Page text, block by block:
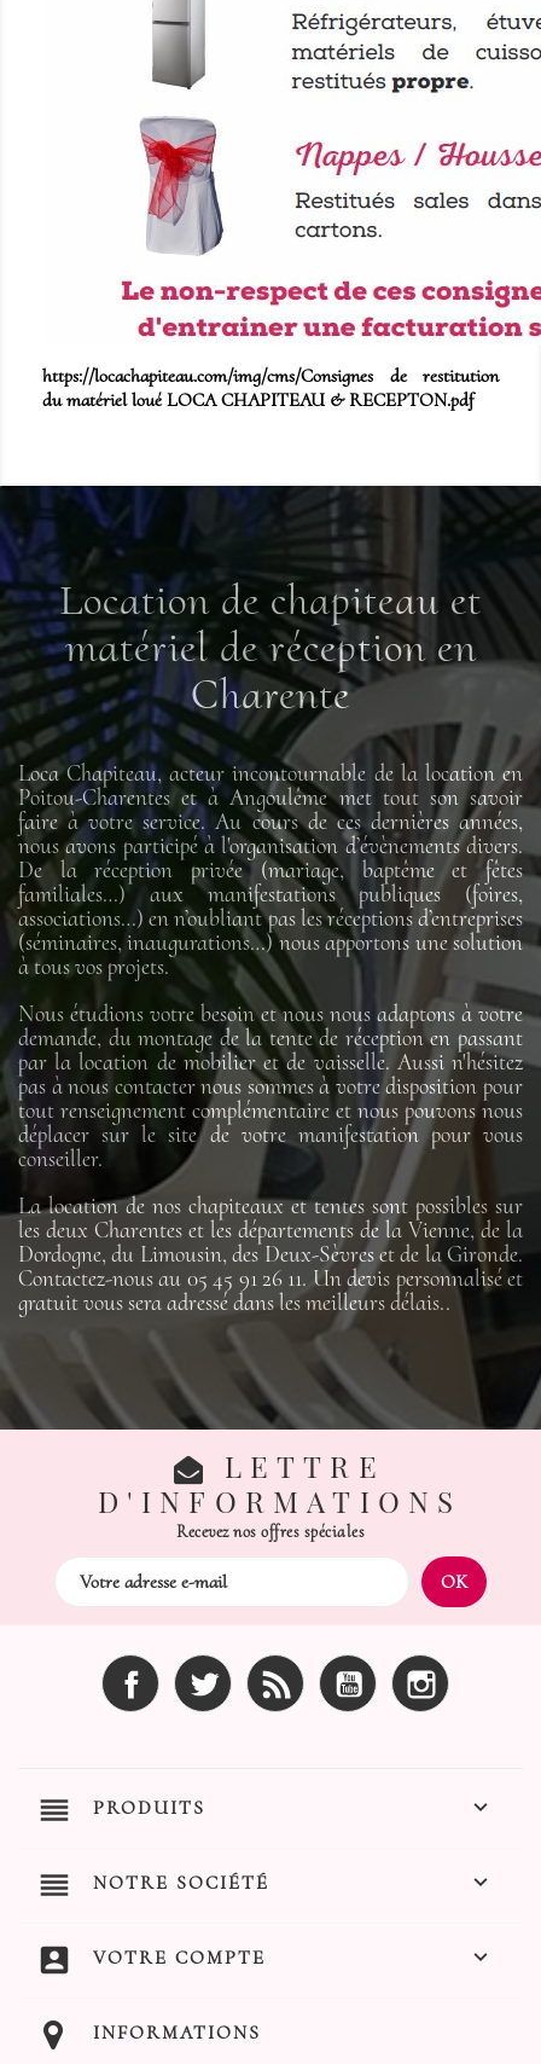
https://locachapiteau.com/img/cms/Consignes de restitution
du matériel loué LOCA CHAPITEAU & RECEPTON.pdf
Location de chapiteau et
matériel de réception en
Charente
Loca Chapiteau, acteur incontournable de la location en
Poitou-Charentes et à Angoulême met tout son savoir
faire à votre service. Au cours de ces dernières années,
nous avons participé à l'organisation d’évènements divers.
De la réception privée (mariage, baptême et fêtes
familiales…) aux manifestations publiques (foires,
associations…) en n’oubliant pas les réceptions d’entreprises
(séminaires, inaugurations…) nous apportons une solution
à tous vos projets.
Nous étudions votre besoin et nous nous adaptons à votre
demande, du montage de la tente de réception en passant
par la location de mobilier et de vaisselle. Aussi n'hésitez
pas à nous contacter nous sommes à votre disposition pour
tout renseignement complémentaire et nous pouvons nous
déplacer sur le site de votre manifestation pour vous
conseiller.
La location de nos chapiteaux et tentes sont possibles sur
les deux Charentes et les départements de la Vienne, de la
Dordogne, du Limousin, des Deux-Sèvres et de la Gironde.
Contactez-nous au 05 45 91 26 11. Un devis personnalisé et
gratuit vous sera adressé dans les meilleurs délais..
LETTRE
D'INFORMATIONS
Recevez nos offres spéciales
Facebook Twitter Rss YouTube
reorder PRODUITS 
reorder NOTRE SOCIÉTÉ 
account_box VOTRE COMPTE 
INFORMATIONS